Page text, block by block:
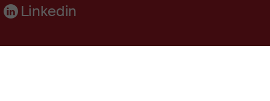
Linkedin